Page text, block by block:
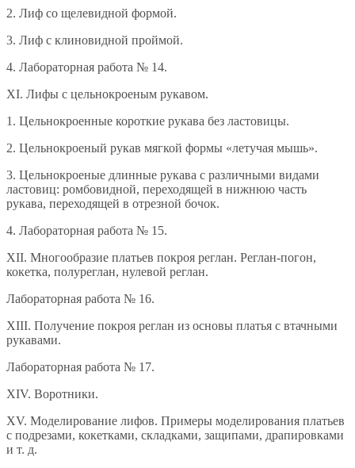
2. Лиф со щелевидной формой.
3. Лиф с клиновидной проймой.
4. Лабораторная работа № 14.
XI. Лифы с цельнокроеным рукавом.
1. Цельнокроенные короткие рукава без ластовицы.
2. Цельнокроеный рукав мягкой формы «летучая мышь».
3. Цельнокроеные длинные рукава с различными видами
ластовиц: ромбовидной, переходящей в нижнюю часть
рукава, переходящей в отрезной бочок.
4. Лабораторная работа № 15.
XII. Многообразие платьев покроя реглан. Реглан-погон,
кокетка, полуреглан, нулевой реглан.
Лабораторная работа № 16.
XIII. Получение покроя реглан из основы платья с втачными
рукавами.
Лабораторная работа № 17.
XIV. Воротники.
XV. Моделирование лифов. Примеры моделирования платьев
с подрезами, кокетками, складками, защипами, драпировками
и т. д.